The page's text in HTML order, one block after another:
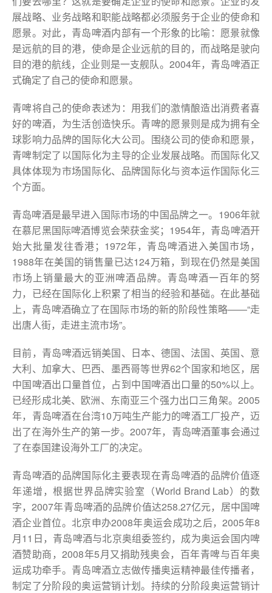
展战略、业务战略和职能战略都必须服务于企业的使命和
愿景。对此，青岛啤酒内部有一个形象的比喻：愿景就像
是远航的目的港，使命是企业远航的目的，而战略是驶向
目的港的航线，企业则是一支舰队。2004年，青岛啤酒正
式确定了自己的使命和愿景。
青啤将自己的使命表述为：用我们的激情酿造出消费者喜
好的啤酒，为生活创造快乐。青啤的愿景则是成为拥有全
球影响力品牌的国际化大公司。围绕公司的使命和愿景，
青啤制定了以国际化为主导的企业发展战略。而国际化又
具体体现为市场国际化、品牌国际化与资本运作国际化三
个方面。
青岛啤酒是最早进入国际市场的中国品牌之一。1906年就
在慕尼黑国际啤酒博览会荣获金奖；1954年，青岛啤酒开
始大批量发往香港；1972年，青岛啤酒进入美国市场，
1988年在美国的销售量已达124万箱，到现在仍然是美国
市场上销量最大的亚洲啤酒品牌。青岛啤酒一百年的努
力，已经在国际化上积累了相当的经验和基础。在此基础
上，青岛啤酒确立了在国际市场的新的阶段性策略——“走
出唐人街，走进主流市场”。
目前，青岛啤酒远销美国、日本、德国、法国、英国、意
大利、加拿大、巴西、墨西哥等世界62个国家和地区，居
中国啤酒出口量首位，占到中国啤酒出口量的50%以上。
已经形成北美、欧洲、东南亚三个强力出口三角架。2005
年，青岛啤酒在台湾10万吨生产能力的啤酒工厂投产，迈
出了在海外生产的第一步。2007年，青岛啤酒董事会通过
了在泰国建设海外工厂的决定。
青岛啤酒的品牌国际化主要表现在青岛啤酒的品牌价值逐
年递增，根据世界品牌实验室（World Brand Lab）的数
字，2007年青岛啤酒的品牌价值达258.27亿元，居中国啤
酒企业首位。北京申办2008年奥运会成功之后，2005年8
月11日，青岛啤酒与北京奥组委签约，成为奥运会国内啤
酒赞助商，2008年5月又捐助残奥会，百年青啤与百年奥
运成功牵手。青岛啤酒立志做传播奥运精神最佳传播者，
制定了分阶段的奥运营销计划。持续的分阶段奥运营销计